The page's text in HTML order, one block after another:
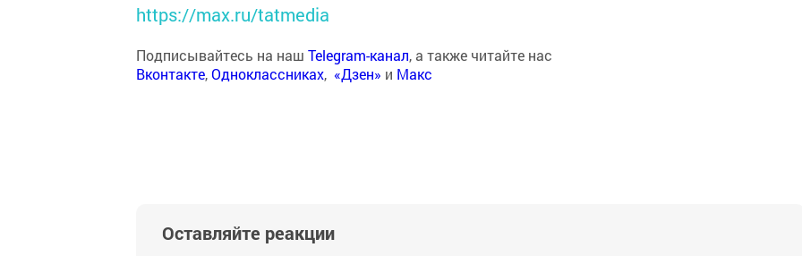
https://max.ru/tatmedia
Подписывайтесь на наш Telegram-канал, а также читайте нас
Вконтакте,Одноклассниках, «Дзен» и Макс
Оставляйте реакции